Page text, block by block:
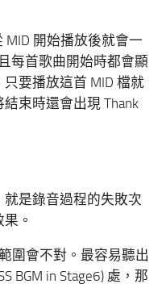
MID 開始播放後就會一
每首歌曲開始時都會顯
要播放這首 MID 檔就
束時還會出現 Thank
是錄音過程的失敗次
。
圍會不對。最容易聽出
BGM in Stage6) 處，那